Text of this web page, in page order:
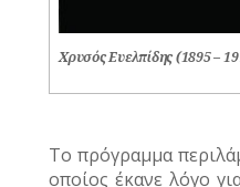
Χρυσός Ευελπίδης (1895 –
Το πρόγραμμα
οποίος έκανε λόγο